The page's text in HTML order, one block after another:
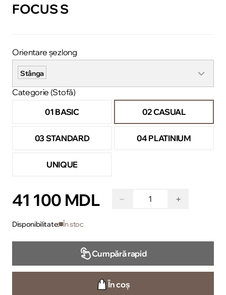
FOCUS S
Orientare șezlong
Stânga
Categorie (Stofă)
01 BASIC
02 CASUAL
03 STANDARD 04 PLATINIUM
UNIQUE
41 100 MDL − +
Disponibilitate: În stoc
Cumpără rapid
În coș